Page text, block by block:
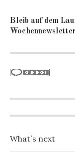
Bleib auf dem
Wochennewsletter
What´s next